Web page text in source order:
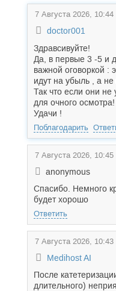
7 Августа 2026, 10:44
doctor001
Здравсивуйте!
Да, в первые 3 -5 и
важной оговоркой :
идут на убыль , а не
Так что если они не
для очного осмотра!
Удачи !
Поблагодарить
7 Августа 2026, 10:45
anonymous
Спасибо. Немного
будет хорошо
Ответить
7 Августа 2026, 10:43
Medihost AI
После
длительного)